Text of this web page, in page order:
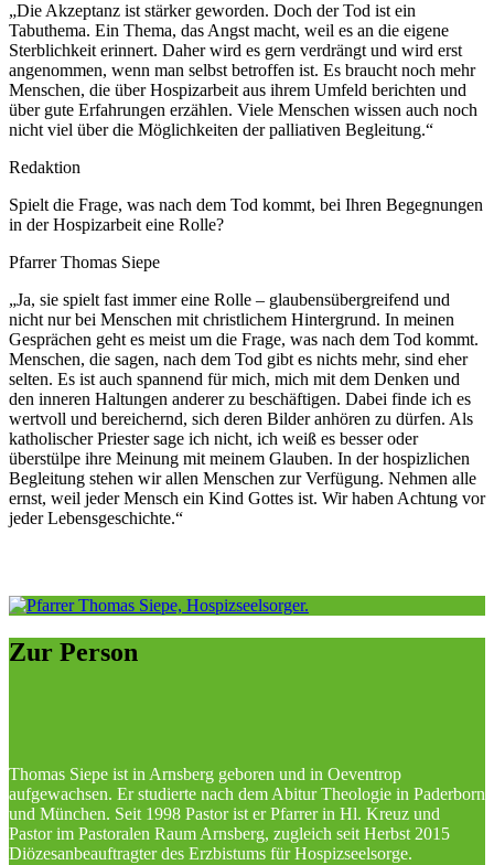
„Die Akzeptanz ist stärker geworden. Doch der Tod ist ein
Tabuthema. Ein Thema, das Angst macht, weil es an die eigene
Sterblichkeit erinnert. Daher wird es gern verdrängt und wird erst
angenommen, wenn man selbst betroffen ist. Es braucht noch mehr
Menschen, die über Hospizarbeit aus ihrem Umfeld berichten und
über gute Erfahrungen erzählen. Viele Menschen wissen auch noch
nicht viel über die Möglichkeiten der palliativen Begleitung.“
Redaktion
Spielt die Frage, was nach dem Tod kommt, bei Ihren Begegnungen
in der Hospizarbeit eine Rolle?
Pfarrer Thomas Siepe
„Ja, sie spielt fast immer eine Rolle – glaubensübergreifend und
nicht nur bei Menschen mit christlichem Hintergrund. In meinen
Gesprächen geht es meist um die Frage, was nach dem Tod kommt.
Menschen, die sagen, nach dem Tod gibt es nichts mehr, sind eher
selten. Es ist auch spannend für mich, mich mit dem Denken und
den inneren Haltungen anderer zu beschäftigen. Dabei finde ich es
wertvoll und bereichernd, sich deren Bilder anhören zu dürfen. Als
katholischer Priester sage ich nicht, ich weiß es besser oder
überstülpe ihre Meinung mit meinem Glauben. In der hospizlichen
Begleitung stehen wir allen Menschen zur Verfügung. Nehmen alle
ernst, weil jeder Mensch ein Kind Gottes ist. Wir haben Achtung vor
jeder Lebensgeschichte.“
Zur Person
Thomas Siepe ist in Arnsberg geboren und in Oeventrop
aufgewachsen. Er studierte nach dem Abitur Theologie in Paderborn
und München. Seit 1998 Pastor ist er Pfarrer in Hl. Kreuz und
Pastor im Pastoralen Raum Arnsberg, zugleich seit Herbst 2015
Diözesanbeauftragter des Erzbistums für Hospizseelsorge.